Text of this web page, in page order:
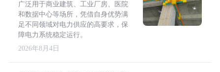
广泛用于商业建筑、工业厂房、医院
和数据中心等场所，凭借自身优势满
足不同领域对电力供应的高要求，保
障电力系统稳定运行。
2026年8月4日